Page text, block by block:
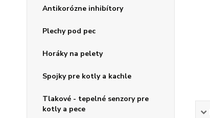
Antikorózne inhibítory
Plechy pod pec
Horáky na pelety
Spojky pre kotly a kachle
Tlakové - tepelné senzory pre
kotly a pece